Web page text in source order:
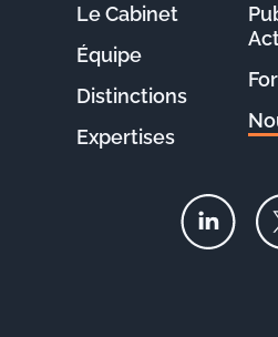
Le Cabinet
Équipe
Distinctions
Expertises